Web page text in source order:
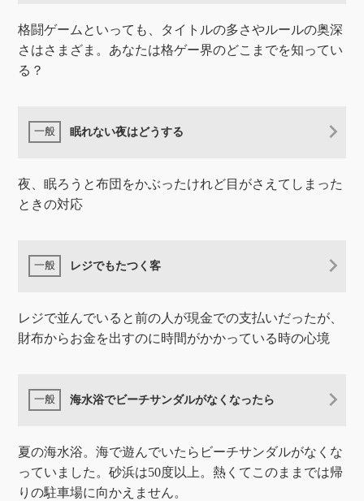
格闘ゲームといっても、タイトルの多さやルールの奥深
さはさまざま。あなたは格ゲー界のどこまでを知ってい
る？
眠れない夜はどうする
夜、眠ろうと布団をかぶったけれど目がさえてしまった
ときの対応
レジでもたつく客
レジで並んでいると前の人が現金での支払いだったが、
財布からお金を出すのに時間がかかっている時の心境
海水浴でビーチサンダルがなくなったら
夏の海水浴。海で遊んでいたらビーチサンダルがなくな
っていました。砂浜は50度以上。熱くてこのままでは帰
りの駐車場に向かえません。